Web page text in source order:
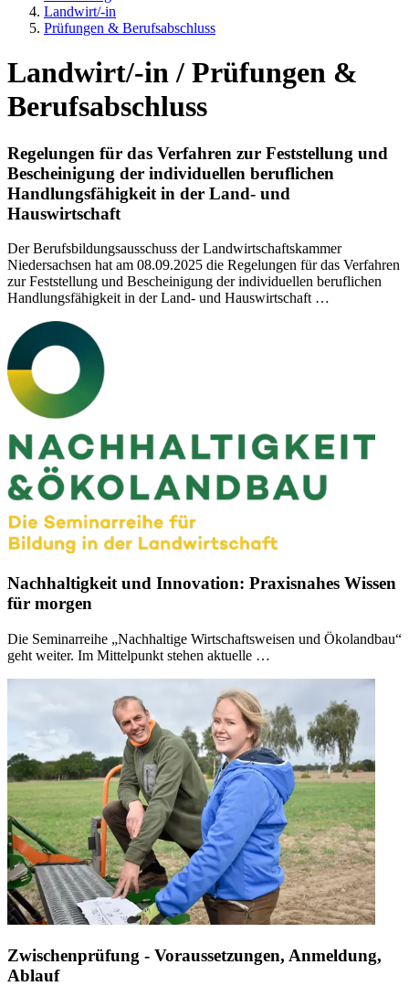
Landwirt/-in
Prüfungen & Berufsabschluss
Landwirt/-in / Prüfungen &
Berufsabschluss
Regelungen für das Verfahren zur Feststellung und
Bescheinigung der individuellen beruflichen
Handlungsfähigkeit in der Land- und
Hauswirtschaft
Der Berufsbildungsausschuss der Landwirtschaftskammer
Niedersachsen hat am 08.09.2025 die Regelungen für das Verfahren
zur Feststellung und Bescheinigung der individuellen beruflichen
Handlungsfähigkeit in der Land- und Hauswirtschaft …
Nachhaltigkeit und Innovation: Praxisnahes Wissen
für morgen
Die Seminarreihe „Nachhaltige Wirtschaftsweisen und Ökolandbau“
geht weiter. Im Mittelpunkt stehen aktuelle …
Zwischenprüfung - Voraussetzungen, Anmeldung,
Ablauf